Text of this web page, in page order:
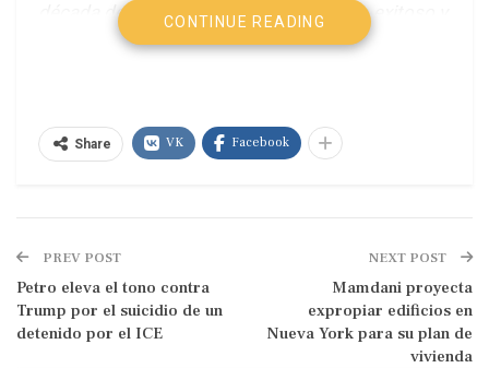
década de los noventa como un periodo exitoso y
ejemplar implica desconocer —o intentar borrar—
Perú.
que fue el gobierno de Fujimori en la década de
los noventa y la necesidad de continuar con ella.
Destacar el gobierno de Fujimori sabiendo el
tremendo mal que hizo a los peruanos, no solo es
CONTINUE READING
Share VK Facebook
PREV POST
Petro eleva el tono contra
Trump por el suicidio de un
detenido por el ICE
NEXT POST
Mamdani proyecta
expropiar edificios en
Nueva York para su plan de
vivienda